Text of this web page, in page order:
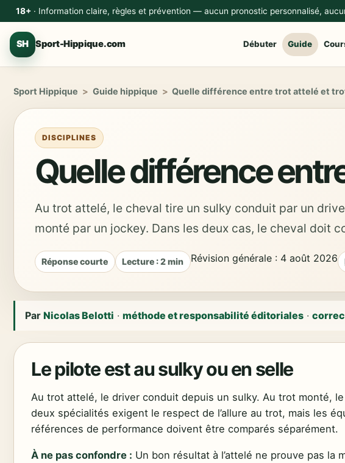
18+· Information claire, règles et prévention — aucun pronostic personnalisé,
SH Sport-Hippique.com Débuter Guide
Sport Hippique > Guide hippique > Quelle différence entre trot attelé et
DISCIPLINES
Quelle différence
Au trot attelé, le cheval tire un sulky conduit par un
monté par un jockey. Dans les deux cas, le cheval doit
Réponse courte Lecture : 2 min Révision générale : 4 août 2026
ParNicolas Belotti ·méthode et responsabilité éditoriales ·
Le pilote est au sulky ou en selle
Au trot attelé, le driver conduit depuis un sulky. Au trot monté,
deux spécialités exigent le respect de l’allure au trot, mais les
références de performance doivent être comparés séparément.
À ne pas confondre : Un bon résultat à l’attelé ne prouve pas la